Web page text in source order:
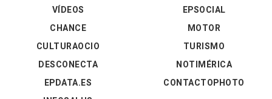
VÍDEOS
EPSOCIAL
CHANCE
CULTURAOCIO
DESCONECTA
EPDATA.ES
MOTOR
TURISMO
NOTIMÉRICA
CONTACTOPHOTO